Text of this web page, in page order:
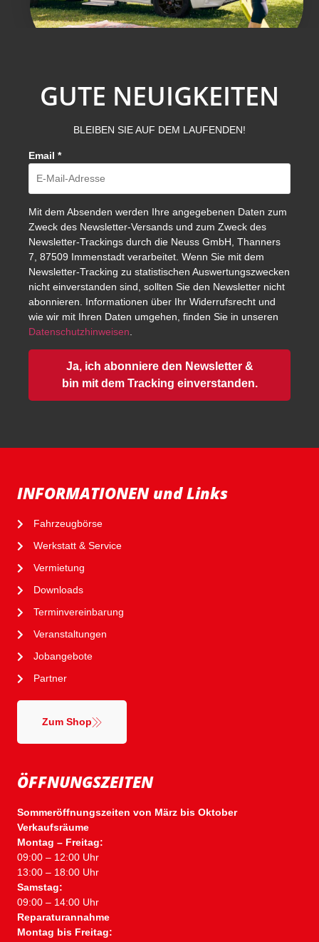
GUTE NEUIGKEITEN
BLEIBEN SIE AUF DEM LAUFENDEN!
Email *
Mit dem Absenden werden Ihre angegebenen Daten zum
Zweck des Newsletter-Versands und zum Zweck des
Newsletter-Trackings durch die Neuss GmbH, Thanners
7, 87509 Immenstadt verarbeitet. Wenn Sie mit dem
Newsletter-Tracking zu statistischen Auswertungszwecken
nicht einverstanden sind, sollten Sie den Newsletter nicht
abonnieren. Informationen über Ihr Widerrufsrecht und
wie wir mit Ihren Daten umgehen, finden Sie in unseren
Datenschutzhinweisen
Ja, ich abonniere den Newsletter &
bin mit dem Tracking einverstanden.
ÖFFNUNGSZEITEN
Sommeröffnungszeiten von März bis Oktober
Verkaufsräume
Montag – Freitag:
09:00 – 12:00 Uhr
13:00 – 18:00 Uhr
Samstag:
09:00 – 14:00 Uhr
Reparaturannahme
Montag bis Freitag:
INFORMATIONEN und Links
Fahrzeugbörse
Werkstatt & Service
Vermietung
Downloads
Terminvereinbarung
Veranstaltungen
Jobangebote
Partner
Zum Shop